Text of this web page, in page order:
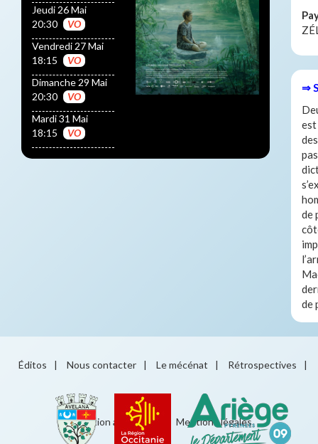
Jeudi 26 Mai
20:30
VO
Vendredi 27 Mai
18:15
VO
Dimanche 29 Mai
20:30
VO
Mardi 31 Mai
18:15
VO
⇒
est
de
de
Éditos | Nous contacter | Le mécénat | Rétrospectives |
Éducation artistique Mentions légales